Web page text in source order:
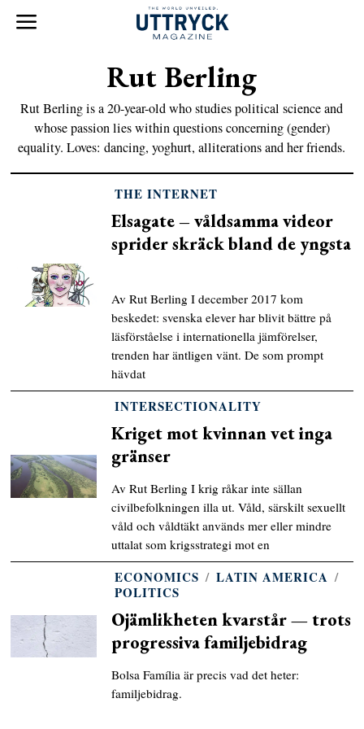
Rut Berling
Rut Berling is a 20-year-old who studies political science and
whose passion lies within questions concerning (gender)
equality. Loves: dancing, yoghurt, alliterations and her friends.
THE INTERNET
Elsagate – våldsamma videor
sprider skräck bland de yngsta
Av Rut Berling I december 2017 kom
beskedet: svenska elever har blivit bättre på
läsförståelse i internationella jämförelser,
trenden har äntligen vänt. De som prompt
hävdat
INTERSECTIONALITY
Kriget mot kvinnan vet inga
gränser
Av Rut Berling I krig råkar inte sällan
civilbefolkningen illa ut. Våld, särskilt sexuellt
våld och våldtäkt används mer eller mindre
uttalat som krigsstrategi mot en
ECONOMICS / LATIN AMERICA /
POLITICS
Ojämlikheten kvarstår — trots
progressiva familjebidrag
Bolsa Família är precis vad det heter:
familjebidrag.